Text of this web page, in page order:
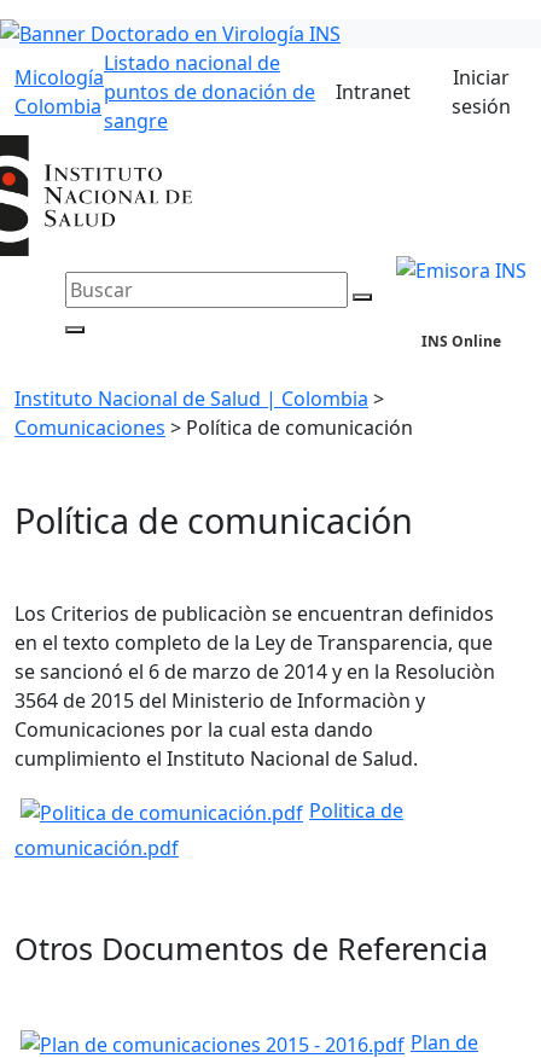
Micología
Colombia
Listado nacional de
puntos de donación de
sangre
Intranet
Iniciar
sesión
INS Online
Instituto Nacional de Salud | Colombia >
Comunicaciones > Política de comunicación
Política de comunicación
Los Criterios de publicaciòn se encuentran definidos
en el texto completo de la Ley de Transparencia, que
se sancionó el 6 de marzo de 2014 y en la Resoluciòn
3564 de 2015 del Ministerio de Informaciòn y
Comunicaciones por la cual esta dando
cumplimiento el Instituto Nacional de Salud.
Politica de
comunicación.pdf
Otros Documentos de Referencia
Plan de